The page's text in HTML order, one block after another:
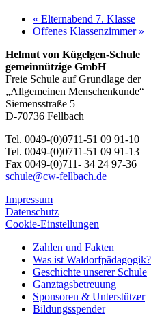
« Elternabend 7. Klasse
Offenes Klassenzimmer »
Helmut von Kügelgen-Schule
gemeinnützige GmbH
Freie Schule auf Grundlage der
„Allgemeinen Menschenkunde“
Siemensstraße 5
D-70736 Fellbach
Tel. 0049-(0)0711-51 09 91-10
Tel. 0049-(0)0711-51 09 91-13
Fax 0049-(0)711- 34 24 97-36
schule@cw-fellbach.de
Impressum
Datenschutz
Cookie-Einstellungen
Zahlen und Fakten
Was ist Waldorfpädagogik?
Geschichte unserer Schule
Ganztagsbetreuung
Sponsoren & Unterstützer
Bildungsspender